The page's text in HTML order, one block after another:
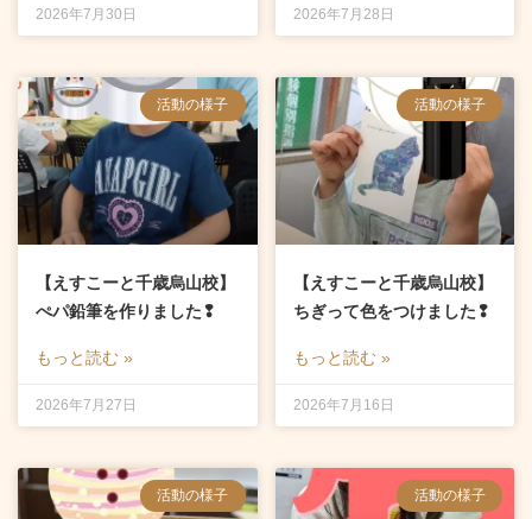
2026年7月30日 2026年7月28日
活動の様子
【えすこーと千歳烏山校】
ぺパ鉛筆を作りました❢
もっと読む »
2026年7月27日
活動の様子
【えすこーと千歳烏山校】
ちぎって色をつけました❢
もっと読む »
2026年7月16日
活動の様子 活動の様子